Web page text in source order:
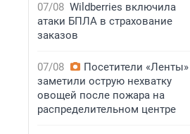
07/08 Wildberries включила
атаки БПЛА в страхование
заказов
07/08
Посетители «Ленты»
заметили острую нехватку
овощей после пожара на
распределительном центре